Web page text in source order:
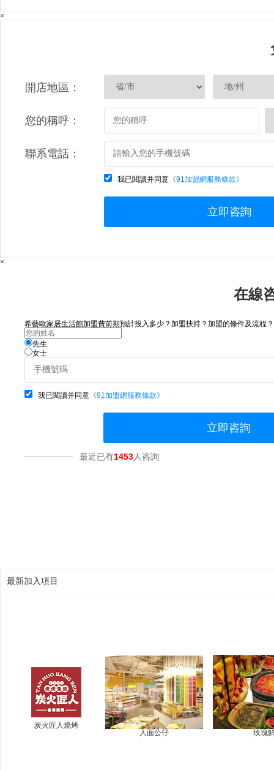
×
開店地區：
您的稱呼：
聯系電話：
我已閱讀并同意 《91加盟網服務條款》
立即咨詢
×
在線
希藝歐家居生活館加盟費前期預計投入多少？加盟扶持？加盟的條件及流程
先生
女士
我已閱讀并同意 《91加盟網服務條款》
立即咨詢
最近已有1453人咨詢
最新加入項目
炭火匠人燒烤
人面公仔
玫瑰